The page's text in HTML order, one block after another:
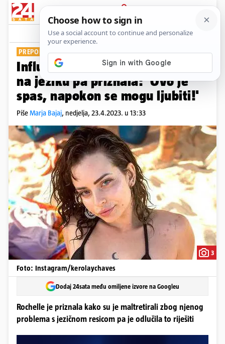
PRIJAVA
Show Komentari
PREPORODILA SE
Influencerica napravila zahvat
na jeziku pa priznala: 'Ovo je
spas, napokon se mogu ljubiti!'
PišeMarja Bajaj, nedjelja, 23.4.2023. u 13:33
3
Foto: Instagram/kerolaychaves
Dodaj 24sata među omiljene izvore na Googleu
Rochelle je priznala kako su je maltretirali zbog njenog
problema s jezičnom resicom pa je odlučila to riješiti